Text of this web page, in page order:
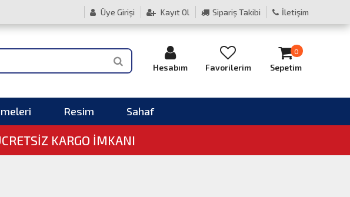
Üye Girişi Kayıt Ol Sipariş Takibi İletişim
Hesabım Favorilerim Sepetim
0
Resim Sahaf
KARGO İMKANI